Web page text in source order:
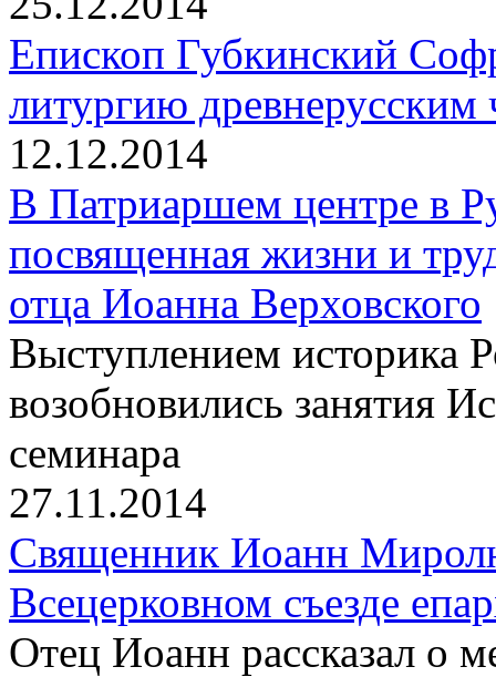
Епископ Губкинский
литургию
12.12.2014
В Патриаршем центре в
посвященная жизни и
отца Иоанна Верховского
Выступлением историка
возобновились занятия
семинара
27.11.2014
Священник Иоанн
Всецерковном съезде
Отец Иоанн рассказал о